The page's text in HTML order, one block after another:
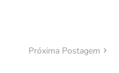
Próxima Postagem